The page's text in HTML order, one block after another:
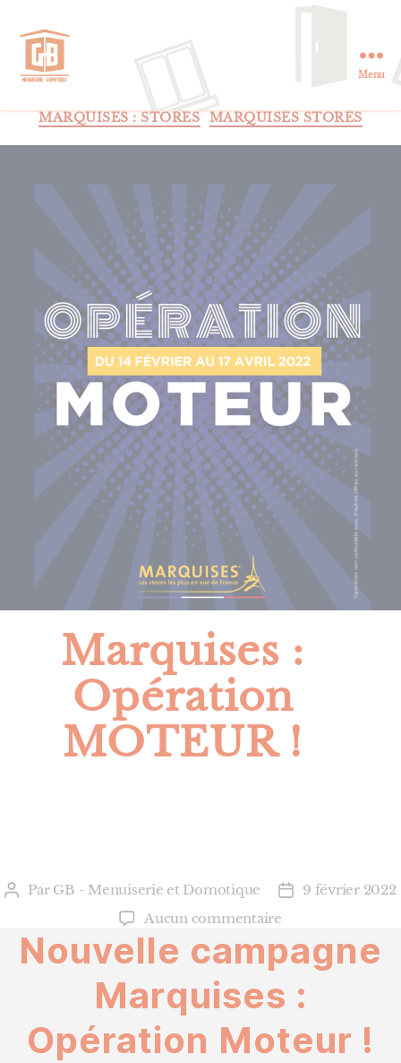
Menuiserie
Domotique
Menu
Catégories
MARQUISES : STORES MARQUISES STORES
Marquises :
Opération
MOTEUR !
Auteur
Par GB - Menuiserie et Domotique
Date9 février 2022
Aucun commentairesur
:
Opération
MOTEUR
Nouvelle campagne
Marquises :
Opération Moteur !